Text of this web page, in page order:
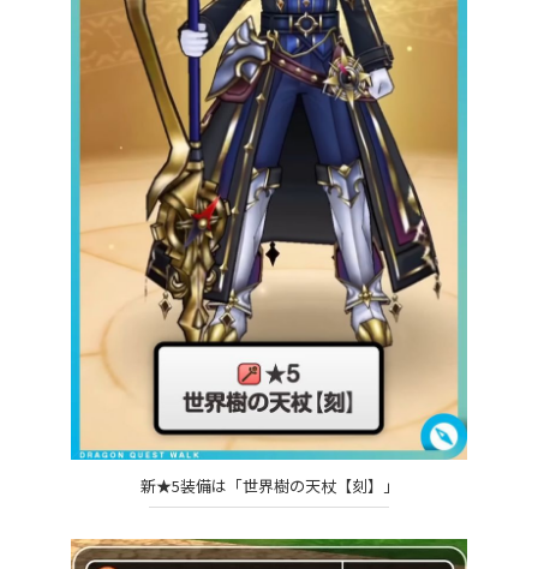
新★5装備は「世界樹の天杖【刻】」